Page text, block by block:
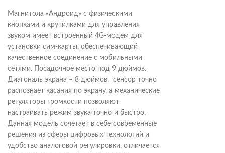
Магнитола «Андроид» с физическими
кнопками и крутилками для управления
звуком имеет встроенный 4G-модем для
установки сим-карты, обеспечивающий
качественное соединение с мобильными
сетями. Посадочное место под 9 дюймов.
Диагональ экрана – 8 дюймов, сенсор точно
распознает касания по экрану, а механические
регуляторы громкости позволяют
настраивать режим звука точно и быстро.
Данная модель сочетает в себе современные
решения из сферы цифровых технологий и
удобство аналоговой регулировки, отличается